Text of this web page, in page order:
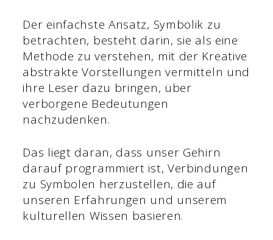
Der einfachste Ansatz, Symbolik zu
betrachten, besteht darin, sie als eine
Methode zu verstehen, mit der Kreative
abstrakte Vorstellungen vermitteln und
ihre Leser dazu bringen, über
verborgene Bedeutungen
nachzudenken.
Das liegt daran, dass unser Gehirn
darauf programmiert ist, Verbindungen
zu Symbolen herzustellen, die auf
unseren Erfahrungen und unserem
kulturellen Wissen basieren.